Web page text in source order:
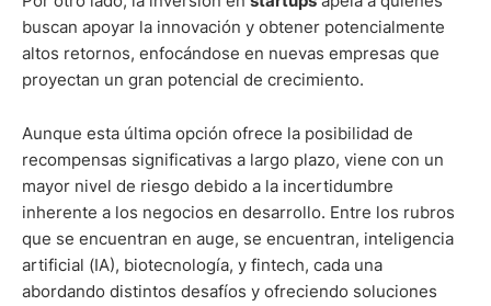
buscan apoyar la innovación y obtener potencialmente
altos retornos, enfocándose en nuevas empresas que
proyectan un gran potencial de crecimiento.
Aunque esta última opción ofrece la posibilidad de
recompensas significativas a largo plazo, viene con un
mayor nivel de riesgo debido a la incertidumbre
inherente a los negocios en desarrollo. Entre los rubros
que se encuentran en auge, se encuentran, inteligencia
artificial (IA), biotecnología, y fintech, cada una
abordando distintos desafíos y ofreciendo soluciones